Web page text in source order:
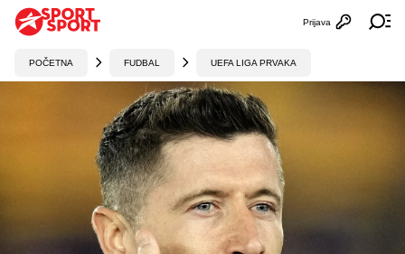
Otvori
Prijava
POČETNA FUDBAL UEFA LIGA PRVAKA